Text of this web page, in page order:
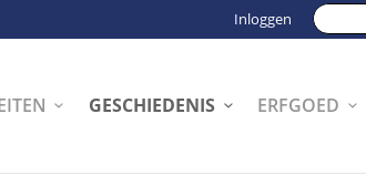
Zoeken:
Inloggen
GESCHIEDENIS ERFGOED